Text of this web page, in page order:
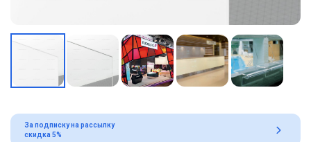
За подписку на рассылку
скидка 5%